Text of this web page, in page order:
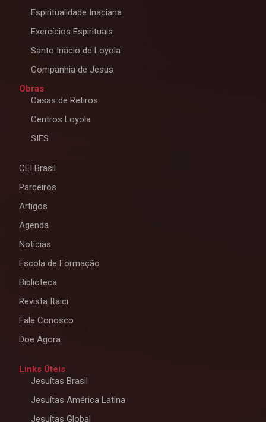
Espiritualidade Inaciana
Exercícios Espirituais
Santo Inácio de Loyola
Companhia de Jesus
Obras
Casas de Retiros
Centros Loyola
SIES
CEI Brasil
Parceiros
Artigos
Agenda
Notícias
Escola de Formação
Biblioteca
Revista Itaici
Fale Conosco
Doe Agora
Links Úteis
Jesuítas Brasil
Jesuítas América Latina
Jesuítas Global